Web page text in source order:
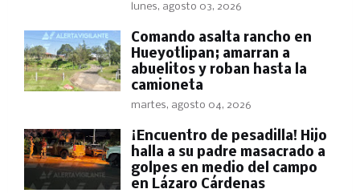
lunes, agosto 03, 2026
Comando asalta rancho en
Hueyotlipan; amarran a
abuelitos y roban hasta la
camioneta
martes, agosto 04, 2026
​¡Encuentro de pesadilla! Hijo
halla a su padre masacrado a
golpes en medio del campo
en Lázaro Cárdenas